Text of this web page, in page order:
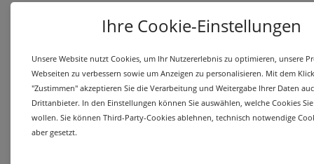
Nachweis, dass der Domain-Name sowohl
missbräuchlich registriert wurde als auch
missbräuchlich genutzt wird. Dabei muss gezeigt
werden, dass die Absicht besteht, den Domain-Namen
zum Nachteil des Markeninhabers auszunutzen.
Ihre Cookie-Einstellungen
Unsere Website nutzt Cookies, um Ihr Nutzererlebnis zu optimieren, unsere
Webseiten zu verbessern sowie um Anzeigen zu personalisieren. Mit dem
"Zustimmen" akzeptieren Sie die Verarbeitung und Weitergabe Ihrer Daten
Drittanbieter. In den Einstellungen können Sie auswählen, welche Cookies
wollen. Sie können Third-Party-Cookies ablehnen, technisch notwendige
aber gesetzt.